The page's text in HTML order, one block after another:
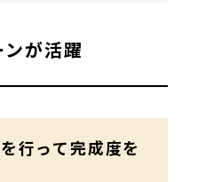
が活躍
行って完成度を